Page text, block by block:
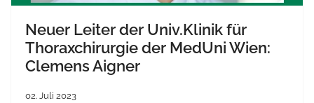
Neuer Leiter der Univ.Klinik für
Thoraxchirurgie der MedUni Wien:
Clemens Aigner
02. Juli 2023